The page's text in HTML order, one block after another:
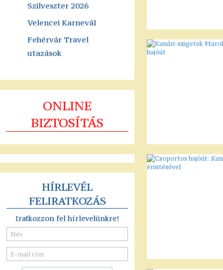
Szilveszter 2026
Velencei Karnevál
Fehérvár Travel
utazások
ONLINE
BIZTOSÍTÁS
HÍRLEVÉL
FELIRATKOZÁS
Iratkozzon fel hírlevelünkre!